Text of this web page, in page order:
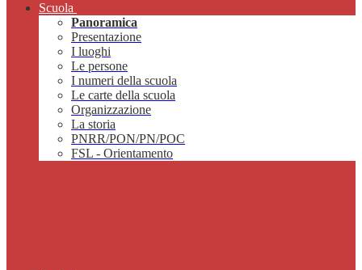
Scuola
Panoramica
Presentazione
I luoghi
Le persone
I numeri della scuola
Le carte della scuola
Organizzazione
La storia
PNRR/PON/PN/POC
FSL - Orientamento